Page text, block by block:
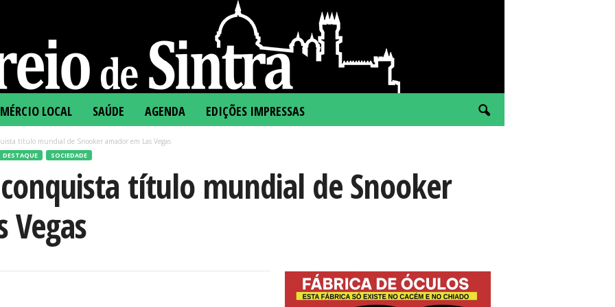
LOCAL SAÚDE AGENDA EDIÇÕES IMPRESSAS
título mundial de Snooker amador em Las Vegas
DESTAQUE SOCIEDADE
título mundial de Snooker
Vegas